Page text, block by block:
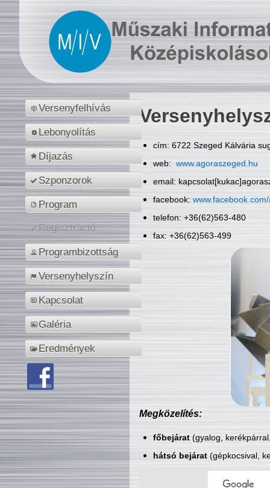
Versenyfelhívás
Lebonyolítás
Díjazás
Szponzorok
Program
Regisztráció
Programbizottság
Versenyhelyszín
Kapcsolat
Galéria
Eredmények
cím: 6722 Szeged Kálvária
web: www.agoraszeged.hu
email:
facebook:
telefon: +36(62)563-480
fax: +36(62)563-499
Megközelítés:
főbejárat(gyalog,
hátsó bejárat(gépkocsival,